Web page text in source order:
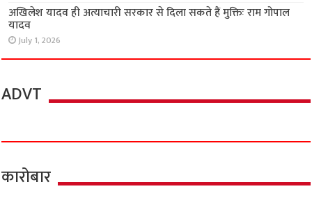
अखिलेश यादव ही अत्याचारी सरकार से दिला सकते हैं मुक्तिः राम गोपाल
यादव
July 1, 2026
ADVT
कारोबार